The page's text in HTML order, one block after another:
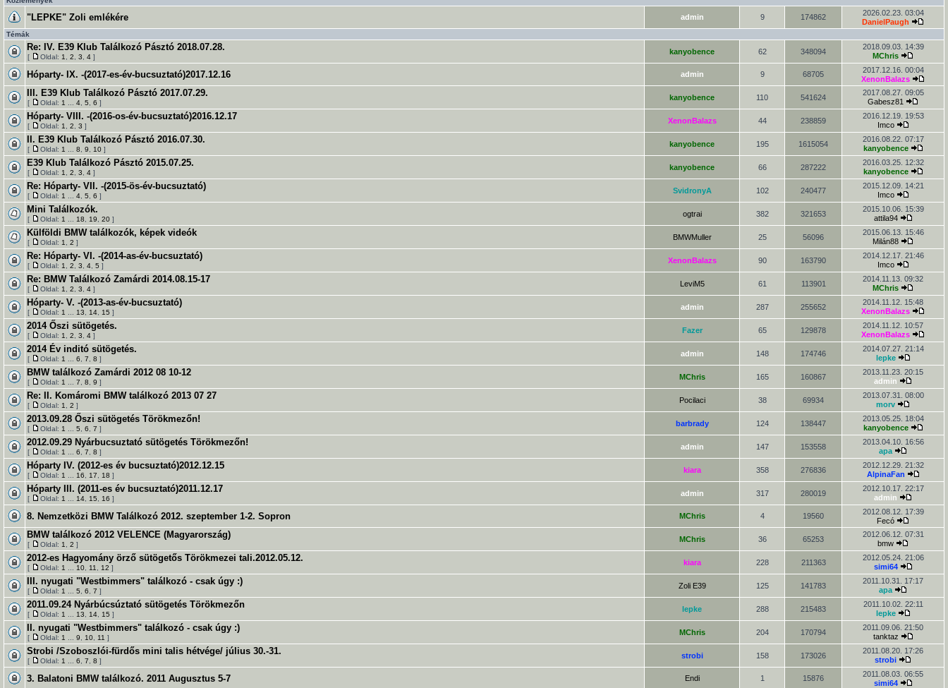
"LEPKE" Zoli emlékére admin 9 174862
2026.02.23. 03:04
DanielPaugh
Témák
Re: IV. E39 Klub Találkozó Pásztó 2018.07.28.
[ Oldal: 1 2 3 4 ]
kanyobence 62 348094
2018.09.03. 14:39
MChris
Hóparty- IX. -(2017-es-év-bucsuztató)2017.12.16 admin 9 68705
2017.12.16. 00:04
XenonBalazs
III. E39 Klub Találkozó Pásztó 2017.07.29.
[ Oldal: 1 4 5 6 ]
kanyobence 110 541624
2017.08.27. 09:05
Gabesz81
Hóparty- VIII. -(2016-os-év-bucsuztató)2016.12.17
[ Oldal: 1 2 3 ]
XenonBalazs 44 238859
2016.12.19. 19:53
Imco
II. E39 Klub Találkozó Pásztó 2016.07.30.
[ Oldal: 1 8 9 10 ]
kanyobence 195 1615054
2016.08.22. 07:17
kanyobence
E39 Klub Találkozó Pásztó 2015.07.25.
[ Oldal: 1 2 3 4 ]
kanyobence 66 287222
2016.03.25. 12:32
kanyobence
Re: Hóparty- VII. -(2015-ös-év-bucsuztató)
[ Oldal: 1 4 5 6 ]
SvidronyA 102 240477
2015.12.09. 14:21
Imco
Mini Találkozók.
[ Oldal: 1 18 19 20 ]
ogtrai 382 321653
2015.10.06. 15:39
attila94
Külföldi BMW találkozók, képek videók
[ Oldal: 1 2 ]
BMWMuller 25 56096
2015.06.13. 15:46
Milán88
Re: Hóparty- VI. -(2014-as-év-bucsuztató)
[ Oldal: 1 2 3 4 5 ]
XenonBalazs 90 163790
2014.12.17. 21:46
Imco
Re: BMW Találkozó Zamárdi 2014.08.15-17
[ Oldal: 1 2 3 4 ]
LeviM5 61 113901
2014.11.13. 09:32
MChris
Hóparty- V. -(2013-as-év-bucsuztató)
[ Oldal: 1 13 14 15 ]
admin 287 255652
2014.11.12. 15:48
XenonBalazs
2014 Őszi sütögetés.
[ Oldal: 1 2 3 4 ]
Fazer 65 129878
2014.11.12. 10:57
XenonBalazs
2014 Év inditó sütögetés.
[ Oldal: 1 6 7 8 ]
admin 148 174746
2014.07.27. 21:14
lepke
BMW találkozó Zamárdi 2012 08 10-12
[ Oldal: 1 7 8 9 ]
MChris 165 160867
2013.11.23. 20:15
admin
Re: II. Komáromi BMW találkozó 2013 07 27
[ Oldal: 1 2 ]
Pocilaci 38 69934
2013.07.31. 08:00
morv
2013.09.28 Őszi sütögetés Törökmezőn!
[ Oldal: 1 5 6 7 ]
barbrady 124 138447
2013.05.25. 18:04
kanyobence
2012.09.29 Nyárbucsuztató sütögetés Törökmezőn!
[ Oldal: 1 6 7 8 ]
admin 147 153558
2013.04.10. 16:56
apa
Hóparty IV. (2012-es év bucsuztató)2012.12.15
[ Oldal: 1 16 17 18 ]
kiara 358 276836
2012.12.29. 21:32
AlpinaFan
Hóparty III. (2011-es év bucsuztató)2011.12.17
[ Oldal: 1 14 15 16 ]
admin 317 280019
2012.10.17. 22:17
admin
8. Nemzetközi BMW Találkozó 2012. szeptember 1-2. Sopron MChris 4 19560
2012.08.12. 17:39
Fecó
BMW találkozó 2012 VELENCE (Magyarország)
[ Oldal: 1 2 ]
MChris 36 65253
2012.06.12. 07:31
bmw
2012-es Hagyomány örző sütögetős Törökmezei tali.2012.05.12.
[ Oldal: 1 10 11 12 ]
kiara 228 211363
2012.05.24. 21:06
simi64
III. nyugati "Westbimmers" találkozó - csak úgy :)
[ Oldal: 1 5 6 7 ]
Zoli E39 125 141783
2011.10.31. 17:17
apa
2011.09.24 Nyárbúcsúztató sütögetés Törökmezőn
[ Oldal: 1 13 14 15 ]
lepke 288 215483
2011.10.02. 22:11
lepke
II. nyugati "Westbimmers" találkozó - csak úgy :)
[ Oldal: 1 9 10 11 ]
MChris 204 170794
2011.09.06. 21:50
tanktaz
Strobi /Szoboszlói-fürdős mini talis hétvége/ július 30.-31.
[ Oldal: 1 6 7 8 ]
strobi 158 173026
2011.08.20. 17:26
strobi
3. Balatoni BMW találkozó. 2011 Augusztus 5-7 Endi 1 15876
2011.08.03. 06:55
simi64